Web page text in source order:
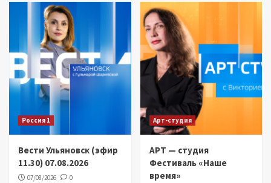
Россия 1
Вести Ульяновск (эфир
11.30) 07.08.2026
07/08/2026 0
Арт-студия
АРТ — студия
Фестиваль «Наше
время»